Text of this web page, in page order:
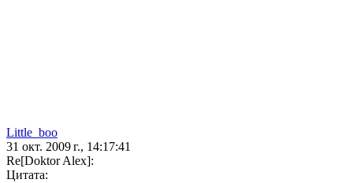
Little_boo
31 окт. 2009 г., 14:17:41
Re[Doktor Alex]:
Цитата: